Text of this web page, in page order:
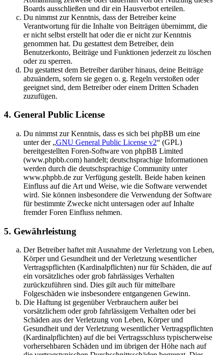
Boards ausschließen und dir ein Hausverbot erteilen.
Du nimmst zur Kenntnis, dass der Betreiber keine
Verantwortung für die Inhalte von Beiträgen übernimmt, die
er nicht selbst erstellt hat oder die er nicht zur Kenntnis
genommen hat. Du gestattest dem Betreiber, dein
Benutzerkonto, Beiträge und Funktionen jederzeit zu löschen
oder zu sperren.
Du gestattest dem Betreiber darüber hinaus, deine Beiträge
abzuändern, sofern sie gegen o. g. Regeln verstoßen oder
geeignet sind, dem Betreiber oder einem Dritten Schaden
zuzufügen.
4. General Public License
Du nimmst zur Kenntnis, dass es sich bei phpBB um eine
unter der „GNU General Public License v2“ (GPL)
bereitgestellten Foren-Software von phpBB Limited
(www.phpbb.com) handelt; deutschsprachige Informationen
werden durch die deutschsprachige Community unter
www.phpbb.de zur Verfügung gestellt. Beide haben keinen
Einfluss auf die Art und Weise, wie die Software verwendet
wird. Sie können insbesondere die Verwendung der Software
für bestimmte Zwecke nicht untersagen oder auf Inhalte
fremder Foren Einfluss nehmen.
5. Gewährleistung
Der Betreiber haftet mit Ausnahme der Verletzung von Leben,
Körper und Gesundheit und der Verletzung wesentlicher
Vertragspflichten (Kardinalpflichten) nur für Schäden, die auf
ein vorsätzliches oder grob fahrlässiges Verhalten
zurückzuführen sind. Dies gilt auch für mittelbare
Folgeschäden wie insbesondere entgangenen Gewinn.
Die Haftung ist gegenüber Verbrauchern außer bei
vorsätzlichem oder grob fahrlässigem Verhalten oder bei
Schäden aus der Verletzung von Leben, Körper und
Gesundheit und der Verletzung wesentlicher Vertragspflichten
(Kardinalpflichten) auf die bei Vertragsschluss typischerweise
vorhersehbaren Schäden und im übrigen der Höhe nach auf